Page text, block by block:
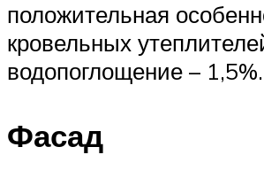
положительная
кровельных
водопоглощение – 1,5%.
Фасад